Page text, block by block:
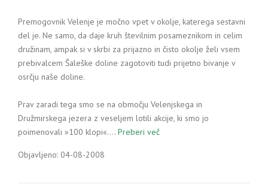
Premogovnik Velenje je močno vpet v okolje, katerega sestavni
del je. Ne samo, da daje kruh številnim posameznikom in celim
družinam, ampak si v skrbi za prijazno in čisto okolje želi vsem
prebivalcem Šaleške doline zagotoviti tudi prijetno bivanje v
osrčju naše doline.
Prav zaradi tega smo se na območju Velenjskega in
Družmirskega jezera z veseljem lotili akcije, ki smo jo
poimenovali »100 klopi«.… Preberi več
Objavljeno: 04-08-2008